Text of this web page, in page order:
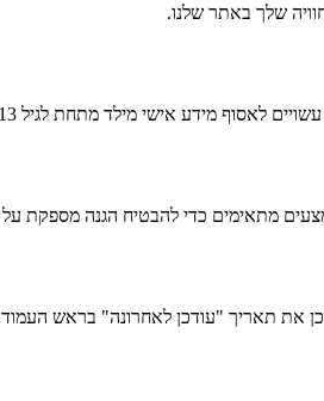
שלך באתר שלנו.
מתאימים כדי להבטיח הגנה מספקת
את תאריך "עודכן לאחרונה" בראש העמוד.